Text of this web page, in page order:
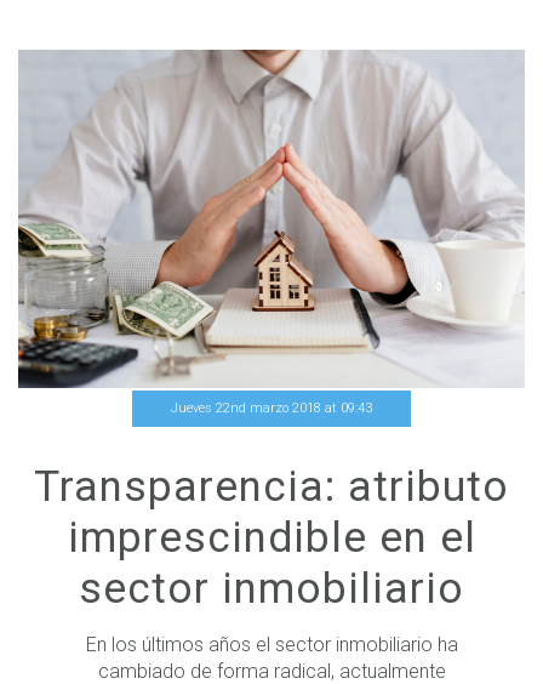
Jueves 22nd marzo 2018 at 09:43
Transparencia: atributo
imprescindible en el
sector inmobiliario
En los últimos años el sector inmobiliario ha
cambiado de forma radical, actualmente